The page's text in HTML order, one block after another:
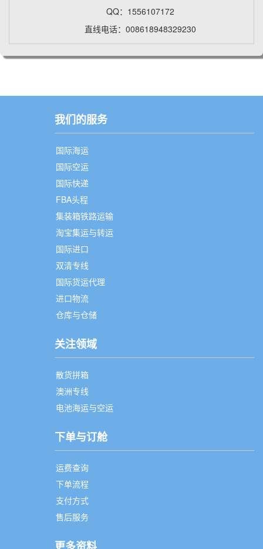
QQ：1556107172
直线电话：008618948329230
我们的服务
国际海运
国际空运
国际快递
FBA头程
集装箱铁路运输
淘宝集运与转运
国际进口
双清专线
国际货运代理
进口物流
仓库与仓储
关注领域
散货拼箱
澳洲专线
电池海运与空运
下单与订舱
运费查询
下单流程
支付方式
售后服务